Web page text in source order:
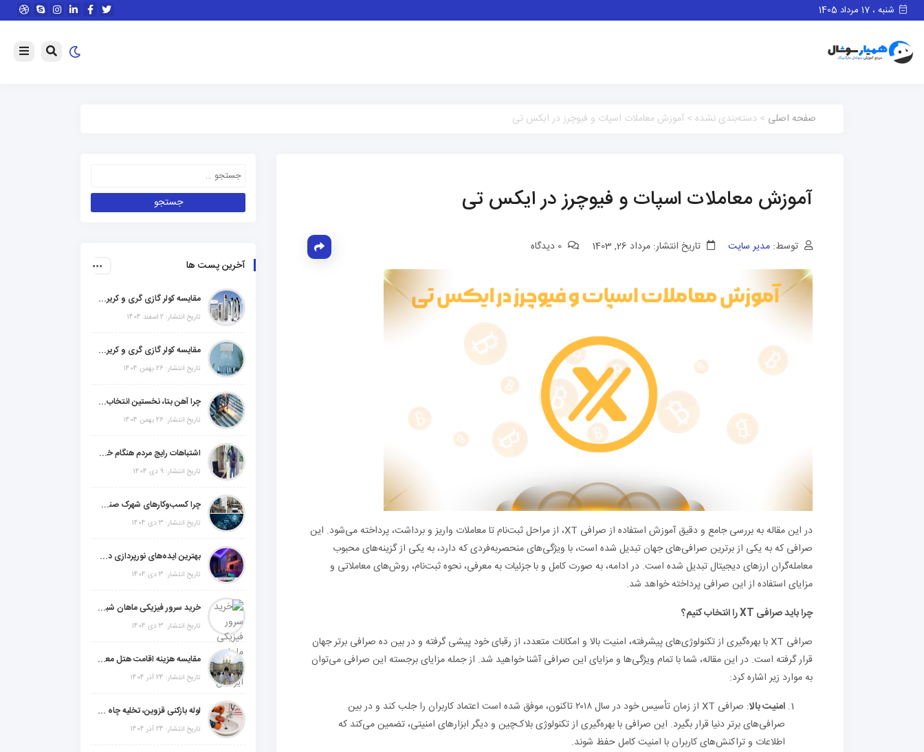
شنبه ، 17 مرداد 1405
صفحه اصلی > دسته‌بندی نشده > آموزش معاملات اسپات و فیوچرز در ایکس تی
آموزش معاملات اسپات و فیوچرز در ایکس تی
توسط: مدیر سایت تاریخ انتشار: مرداد 26, 1403
در این مقاله به بررسی جامع و دقیق آموزش استفاده از صرافی XT، از مراحل ثبت‌نام تا معاملات واریز و برداشت، پرداخته می‌شود. این
صرافی که به یکی از برترین صرافی‌های جهان تبدیل شده است، با ویژگی‌های منحصربه‌فردی که دارد، به یکی از گزینه‌های محبوب
معامله‌گران ارزهای دیجیتال تبدیل شده است. در ادامه، به صورت کامل و با جزئیات به معرفی، نحوه ثبت‌نام، روش‌های معاملاتی و
مزایای استفاده از این صرافی پرداخته خواهد شد.
چرا باید صرافی XT را انتخاب کنیم؟
صرافی XT با بهره‌گیری از تکنولوژی‌های پیشرفته، امنیت بالا و امکانات متعدد، از رقبای خود پیشی گرفته و در بین ده صرافی برتر جهان
قرار گرفته است. در این مقاله، شما با تمام ویژگی‌ها و مزایای این صرافی آشنا خواهید شد. از جمله مزایای برجسته این صرافی می‌توان
به موارد زیر اشاره کرد:
امنیت بالا
: صرافی XT از زمان تأسیس خود در سال ۲۰۱۸ تاکنون، موفق شده است اعتماد کاربران را جلب کند و در بین
صرافی‌های برتر دنیا قرار بگیرد. این صرافی با بهره‌گیری از تکنولوژی بلاک‌چین و دیگر ابزارهای امنیتی، تضمین می‌کند که
اطلاعات و تراکنش‌های کاربران با امنیت کامل حفظ شوند.
آخرین پست ها
مقایسه کولر گازی گری و کریر و ال جی و جنرال گلد و هایسنس و مدیا و اجنرال
تاریخ انتشار: 2 اسفند 1404
مقایسه کولر گازی گری و کریر و ال جی و جنرال گلد و جنرال شکار و سامسونگ و یونیوا
تاریخ انتشار: 26 بهمن 1404
چرا آهن بتا، نخستین انتخاب برای گل میخ عرشه فولادی در ایران است؟
تاریخ انتشار: 26 بهمن 1404
اشتباهات رایج مردم هنگام خرید دزدگیر منزل
تاریخ انتشار: 9 دی 1404
چرا کسب‌وکارهای شهرک صنعتی چهاردانگه فوراً به طراحی سایت نیاز دارند؟
تاریخ انتشار: 3 دی 1404
بهترین ایده‌های نورپردازی دکوراتیو با ال ای دی برای منزل، فروشگاه و دفتر کار
تاریخ انتشار: 3 دی 1404
خرید سرور فیزیکی ماهان شبکه ایرانیان
تاریخ انتشار: 3 دی 1404
مقایسه هزینه اقامت هتل معمولی، میان‌رده یا 5 ستاره در سفر زیارتی عراق
تاریخ انتشار: 24 آذر 1404
لوله بازکنی قزوین، تخلیه چاه و خدمات تخصصی لوله‌کشی و تشخیص ترکیدگی
تاریخ انتشار: 24 آذر 1404